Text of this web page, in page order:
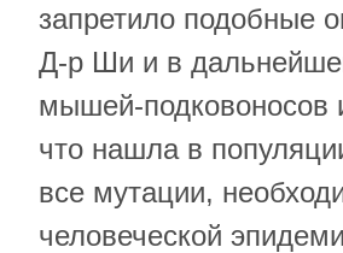
запретило подобные
Д-р Ши и в
мышей-подковоносов
что нашла в
все мутации,
человеческой